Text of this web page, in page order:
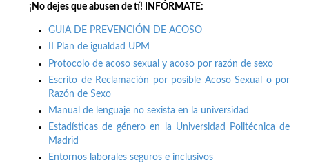
¡No dejes que abusen de tí! INFÓRMATE:
GUIA DE PREVENCIÓN DE ACOSO
II Plan de igualdad UPM
Protocolo de acoso sexual y acoso por razón de sexo
Escrito de Reclamación por posible Acoso Sexual o por
Razón de Sexo
Manual de lenguaje no sexista en la universidad
Estadísticas de género en la Universidad Politécnica de
Madrid
Entornos laborales seguros e inclusivos